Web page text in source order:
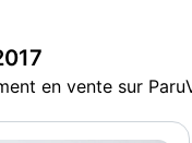
en vente sur